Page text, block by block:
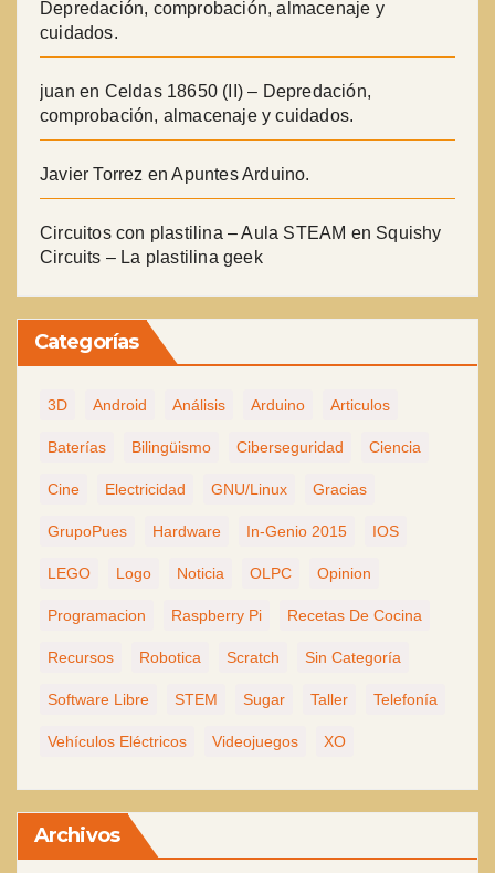
Depredación, comprobación, almacenaje y
cuidados.
juan en Celdas 18650 (II) – Depredación,
comprobación, almacenaje y cuidados.
Javier Torrez enApuntes Arduino.
Circuitos con plastilina – Aula STEAM en Squishy
Circuits – La plastilina geek
Categorías
3D Android Análisis Arduino Articulos
Baterías Bilingüismo Ciberseguridad Ciencia
Cine Electricidad GNU/Linux Gracias
GrupoPues Hardware In-Genio 2015 IOS
LEGO Logo Noticia OLPC Opinion
Programacion Raspberry Pi Recetas De Cocina
Recursos Robotica Scratch Sin Categoría
Software Libre STEM Sugar Taller Telefonía
Vehículos Eléctricos Videojuegos XO
Archivos